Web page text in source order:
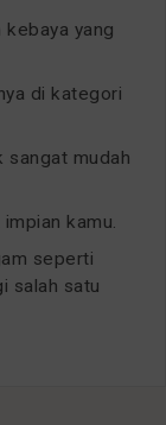
kebaya yang
di kategori
sangat mudah
kamu.
seperti
salah satu